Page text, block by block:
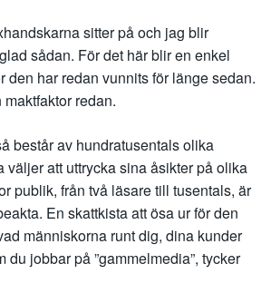
sitter på och jag blir
sådan. För det här blir en enkel
den har redan vunnits för länge sedan.
redan.
består av hundratusentals olika
väljer att uttrycka sina åsikter på olika
publik, från två läsare till tusentals, är
En skattkista att ösa ur för den
människorna runt dig, dina kunder
du jobbar på ”gammelmedia”, tycker